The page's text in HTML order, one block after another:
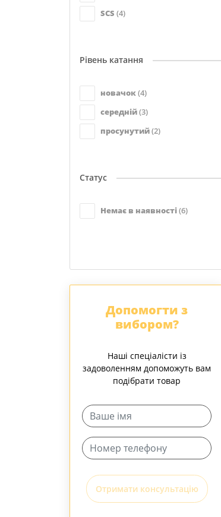
SCS (4)
Рівень катання
новачок(4)
середній(3)
просунутий(2)
Статус
Немає в наявності(6)
Допомогти з
вибором?
Наші спеціалісти із
задоволенням допоможуть вам
подібрати товар
Отримати консультацію